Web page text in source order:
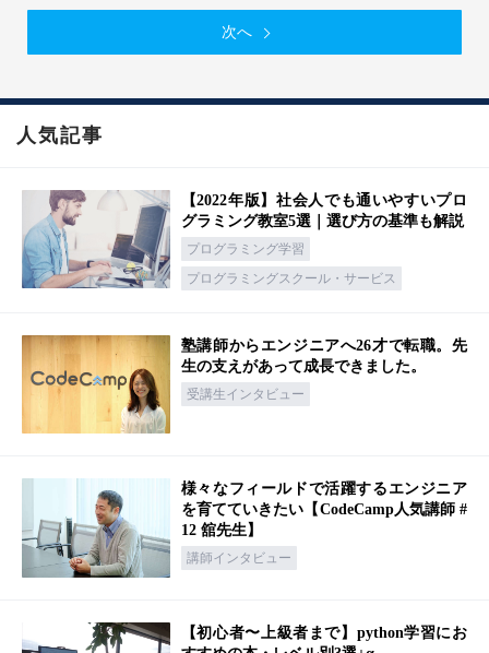
次へ
人気記事
【2022年版】社会人でも通いやすいプロ
グラミング教室5選｜選び方の基準も解説
プログラミング学習
プログラミングスクール・サービス
塾講師からエンジニアへ26才で転職。先
生の支えがあって成長できました。
受講生インタビュー
様々なフィールドで活躍するエンジニア
を育てていきたい【CodeCamp人気講師 #
12 舘先生】
講師インタビュー
【初心者〜上級者まで】python学習にお